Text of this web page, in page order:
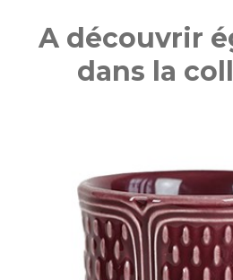
A découvrir
dans la